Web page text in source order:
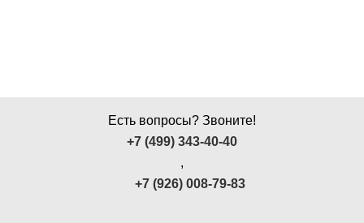
Есть вопросы? Звоните!
+7 (499) 343-40-40
,
+7 (926) 008-79-83